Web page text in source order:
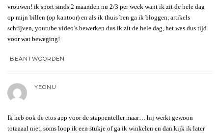
vrouwen! ik sport sinds 2 maanden nu 2/3 per week want ik zit de hele dag
op mijn billen (op kantoor) en als ik thuis ben ga ik bloggen, artikels
schrijven, youtube video’s bewerken dus ik zit de hele dag, het was dus tijd
voor wat beweging!
BEANTWOORDEN
YEONU
Ik heb ook de etos app voor de stappenteller maar… hij werkt gewoon
totaaaal niet, soms loop ik een stukje of ga ik winkelen en dan kijk ik later